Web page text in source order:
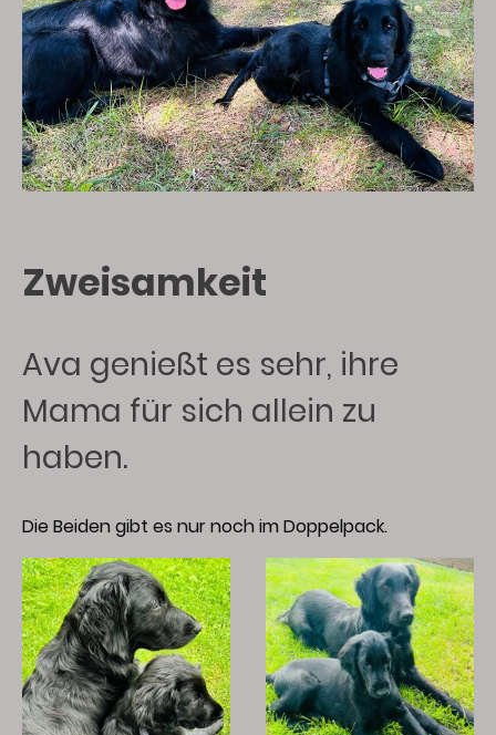
Zweisamkeit
Ava genießt es sehr, ihre
Mama für sich allein zu
haben.
Die Beiden gibt es nur noch im Doppelpack.